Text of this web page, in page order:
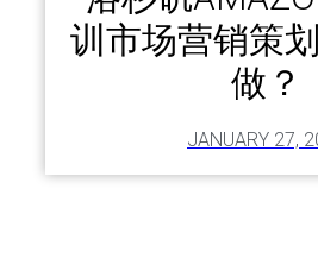
训市场营销策
做？
JANUARY 27,